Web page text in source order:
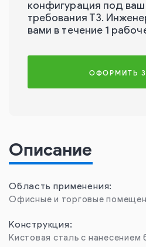
конфигурация под
требования ТЗ.
вами в течение 1
ОФОРМИТЬ
Описание
Область применения:
Офисные и торговые
Конструкция:
Kистовая сталь с